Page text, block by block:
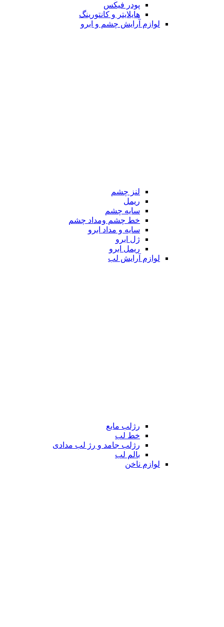
پودر فیکس
هایلایتر و کانتورینگ
لوازم آرایش چشم و ابرو
لنز چشم
ریمل
سایه چشم
خط چشم ومداد چشم
سایه و مداد ابرو
ژل ابرو
ریمل ابرو
لوازم آرایش لب
رژلب مایع
خط لب
رژلب جامد و رژ لب مدادی
بالم لب
لوازم ناخن